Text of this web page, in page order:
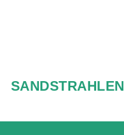
SANDSTRAHLEN